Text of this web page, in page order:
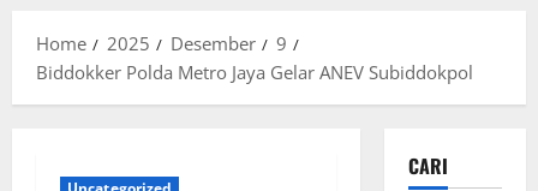
Home 2025 Desember
9
Biddokker Polda Metro Jaya Gelar ANEV Subiddokpol
CARI